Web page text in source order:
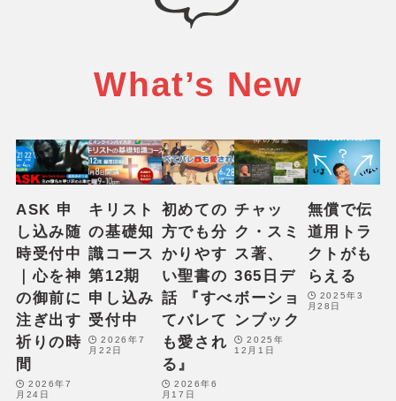
What’s New
ASK 申
し込み随
時受付中
｜心を神
の御前に
注ぎ出す
祈りの時
間
2026年7
月24日
キリスト
の基礎知
識コース
第12期
申し込み
受付中
2026年7
月22日
初めての
方でも分
かりやす
い聖書の
話 『すべ
てバレて
も愛され
る』
2026年6
月17日
チャッ
ク・スミ
ス著、
365日デ
ボーショ
ンブック
2025年
12月1日
無償で伝
道用トラ
クトがも
らえる
2025年3
月28日